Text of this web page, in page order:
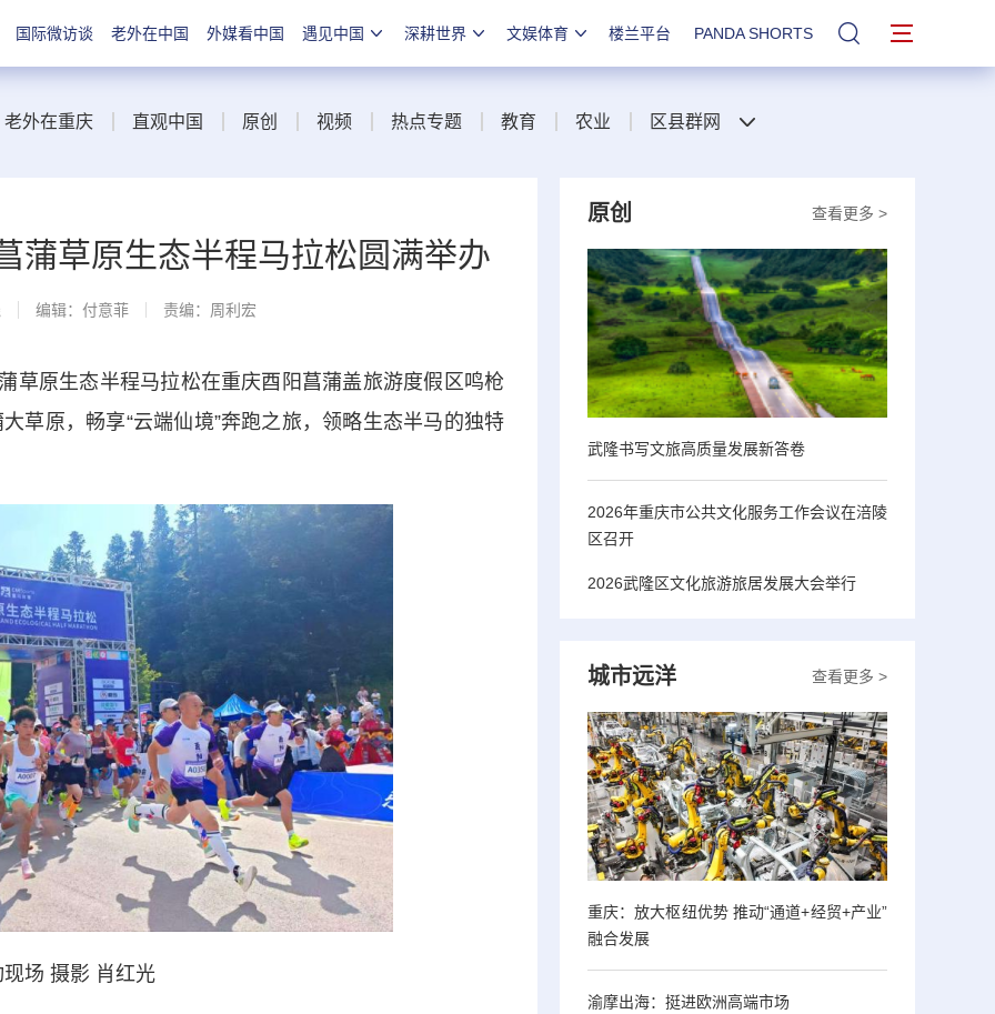
国际微访谈 老外在中国 外媒看中国 遇见中国 深耕世界 文娱体育 楼兰平台 PANDA SHORTS 站内搜索
老外在重庆 直观中国 原创 视频 热点专题 教育 农业 区县群网
蒲草原生态半程马拉松圆满举办
编辑：付意菲 责编：周利宏
原生态半程马拉松在重庆酉阳菖蒲盖旅游度假区鸣枪
草原，畅享“云端仙境”奔跑之旅，领略生态半马的独特
现场 摄影 肖红光
查看更多 >
原创
武隆书写文旅高质量发展新答卷
2026年重庆市公共文化服务工作会议在涪陵
区召开
2026武隆区文化旅游旅居发展大会举行
查看更多 >
城市远洋
重庆：放大枢纽优势 推动“通道+经贸+产业”
融合发展
渝摩出海：挺进欧洲高端市场